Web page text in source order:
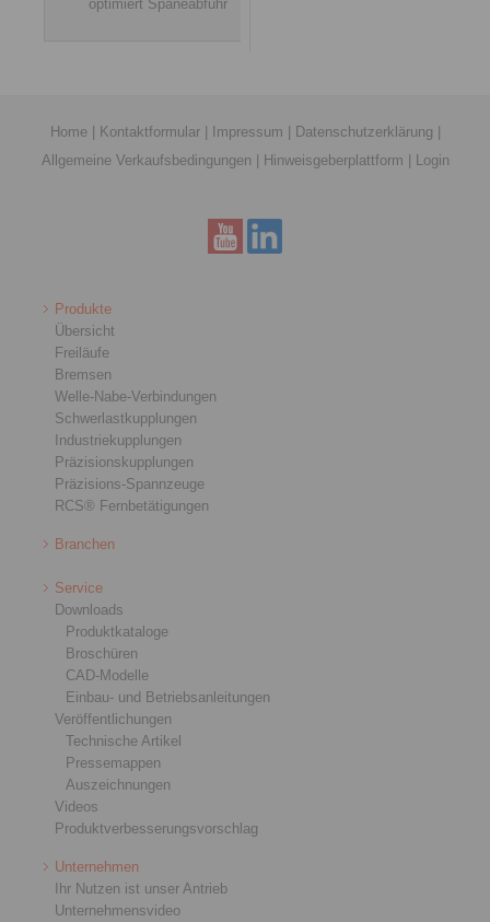
optimiert Späneabfuhr
Home| Kontaktformular| Impressum | Datenschutzerklärung |
Allgemeine Verkaufsbedingungen | Hinweisgeberplattform | Login
Produkte
Übersicht
Freiläufe
Bremsen
Welle-Nabe-Verbindungen
Schwerlastkupplungen
Industriekupplungen
Präzisionskupplungen
Präzisions-Spannzeuge
RCS® Fernbetätigungen
Branchen
Service
Downloads
Produktkataloge
Broschüren
CAD-Modelle
Einbau- und Betriebsanleitungen
Veröffentlichungen
Technische Artikel
Pressemappen
Auszeichnungen
Videos
Produktverbesserungsvorschlag
Unternehmen
Ihr Nutzen ist unser Antrieb
Unternehmensvideo